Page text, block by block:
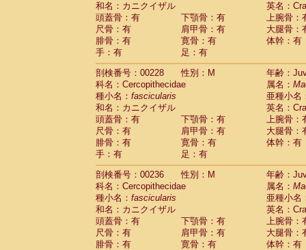
和名：カニクイザル
英名：
頭蓋骨：有
下顎骨：有
上腕骨：
尺骨：有
肩甲骨：有
大腿骨：
腓骨：有
寛骨：有
体幹：有
手：有
足：有
剖検番号：00228
性別：M
年齢：
科名：Cercopithecidae
属名：
種小名： fascicularis
亜種小名
和名：カニクイザル
英名：
頭蓋骨：有
下顎骨：有
上腕骨：
尺骨：有
肩甲骨：有
大腿骨：
腓骨：有
寛骨：有
体幹：有
手：有
足：有
剖検番号：00236
性別：M
年齢：
科名：Cercopithecidae
属名：
種小名： fascicularis
亜種小名
和名：カニクイザル
英名：
頭蓋骨：有
下顎骨：有
上腕骨：
尺骨：有
肩甲骨：有
大腿骨：
腓骨：有
寛骨：有
体幹：有